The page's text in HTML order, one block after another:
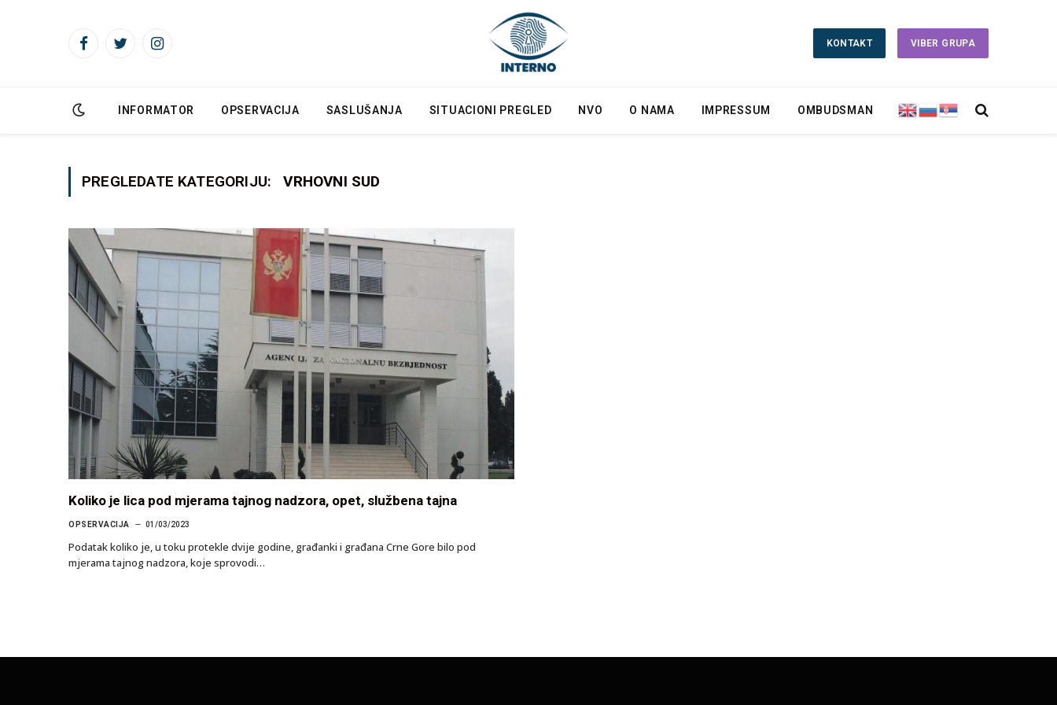
FacebookTwitterInstagram
KONTAKT VIBER GRUPA
INFORMATOR OPSERVACIJA SASLUŠANJA SITUACIONI PREGLED NVO O NAMA IMPRESSUM OMBUDSMAN
PREGLEDATE KATEGORIJU: VRHOVNI SUD
Koliko je lica pod mjerama tajnog nadzora, opet, službena tajna
OPSERVACIJA 01/03/2023
Podatak koliko je, u toku protekle dvije godine, građanki i građana Crne Gore bilo pod
mjerama tajnog nadzora, koje sprovodi…